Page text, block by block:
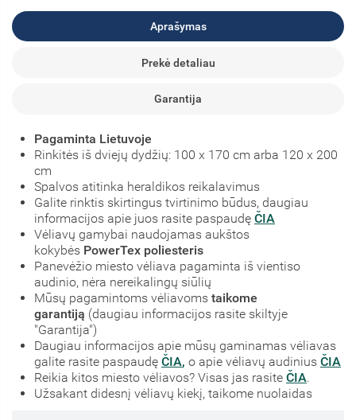
Aprašymas
Prekė detaliau
Garantija
Pagaminta Lietuvoje
Rinkitės iš dviejų dydžių: 100 x 170 cm arba 120 x 200
cm
Spalvos atitinka heraldikos reikalavimus
Galite rinktis skirtingus tvirtinimo būdus, daugiau
informacijos apie juos rasite paspaudę ČIA
Vėliavų gamybai naudojamas aukštos
kokybės PowerTex poliesteris
Panevėžio miesto vėliava pagaminta iš vientiso
audinio, nėra nereikalingų siūlių
Mūsų pagamintoms vėliavoms taikome
garantiją (daugiau informacijos rasite skiltyje
"Garantija")
Daugiau informacijos apie mūsų gaminamas vėliavas
galite rasite paspaudę ČIA, o apie vėliavų audinius ČIA
Reikia kitos miesto vėliavos? Visas jas rasite ČIA.
Užsakant didesnį vėliavų kiekį, taikome nuolaidas